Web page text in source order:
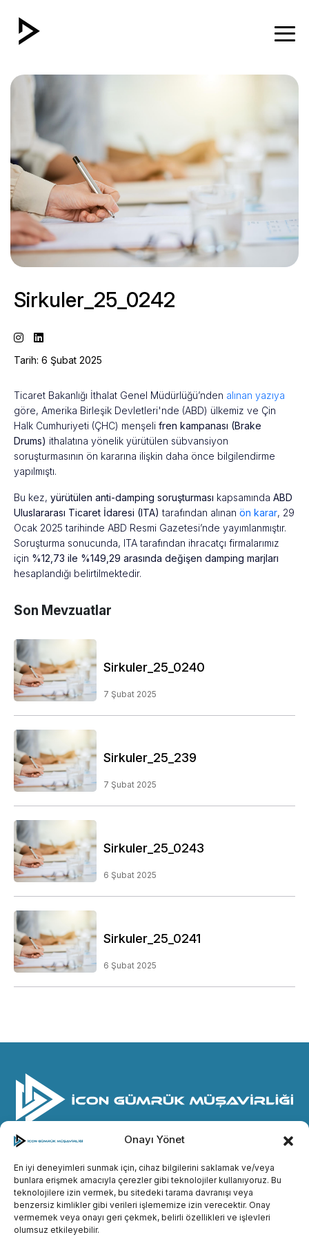
Onayı Yönet
En iyi deneyimleri sunmak için, cihaz bilgilerini saklamak ve/veya
bunlara erişmek amacıyla çerezler gibi teknolojiler kullanıyoruz. Bu
teknolojilere izin vermek, bu sitedeki tarama davranışı veya
benzersiz kimlikler gibi verileri işlememize izin verecektir. Onay
vermemek veya onayı geri çekmek, belirli özellikleri ve işlevleri
olumsuz etkileyebilir.
Sirkuler_25_0242
Tarih: 6 Şubat 2025
Ticaret Bakanlığı İthalat Genel Müdürlüğü’nden alınan yazıya
göre, Amerika Birleşik Devletleri'nde (ABD) ülkemiz ve Çin
Halk Cumhuriyeti (ÇHC) menşeli fren kampanası (Brake
Drums) ithalatına yönelik yürütülen sübvansiyon
soruşturmasının ön kararına ilişkin daha önce bilgilendirme
yapılmıştı.
Bu kez, yürütülen anti-damping soruşturması kapsamında ABD
Uluslararası Ticaret İdaresi (ITA) tarafından alınan ön karar, 29
Ocak 2025 tarihinde ABD Resmi Gazetesi’nde yayımlanmıştır.
Soruşturma sonucunda, ITA tarafından ihracatçı firmalarımız
için %12,73 ile %149,29 arasında değişen damping marjları
hesaplandığı belirtilmektedir.
Son Mevzuatlar
Sirkuler_25_0240
7 Şubat 2025
Sirkuler_25_239
7 Şubat 2025
Sirkuler_25_0243
6 Şubat 2025
Sirkuler_25_0241
6 Şubat 2025
© İcon Gümrük Müşavirliği
© Designed by methodda
Gizlilik Politikası
Çerez Politikası
Aydınlatma Metni